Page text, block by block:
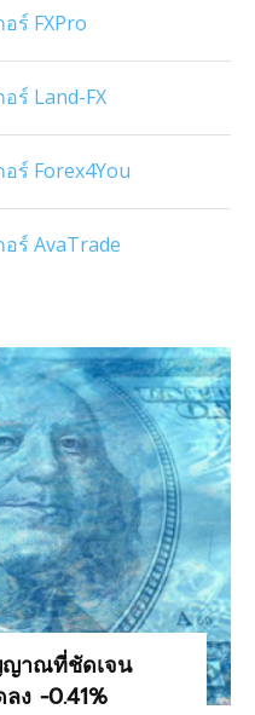
ร์ FXPro
อร์ Land-FX
อร์ Forex4You
อร์ AvaTrade
าณที่ชัดเจน
ง -0.41%